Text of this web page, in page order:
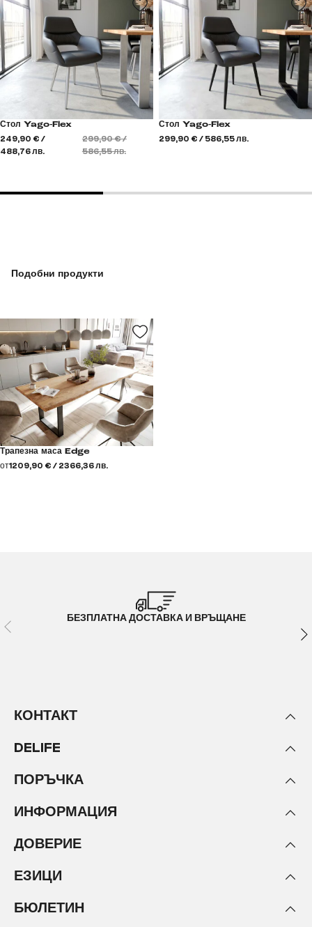
Подобни продукти
Трапезна маса Edge
от1209,90 € / 2366,36 лв.
Стол Yago-Flex
249,90 € /
488,76 лв.
299,90 € /
586,55 лв.
Стол Yago-Flex
299,90 € / 586,55 лв.
БЕЗПЛАТНА ДОСТАВКА И ВРЪЩАНЕ
КОНТАКТ
DELIFE
ПОРЪЧКА
ИНФОРМАЦИЯ
ДОВЕРИЕ
ЕЗИЦИ
БЮЛЕТИН